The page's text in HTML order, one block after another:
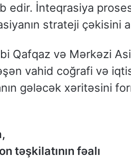
edir. İnteqrasiya
strateji çəkisini
Qafqaz və Mərkəzi
vahid coğrafi və
gələcək xəritəsini
təşkilatının fəalı